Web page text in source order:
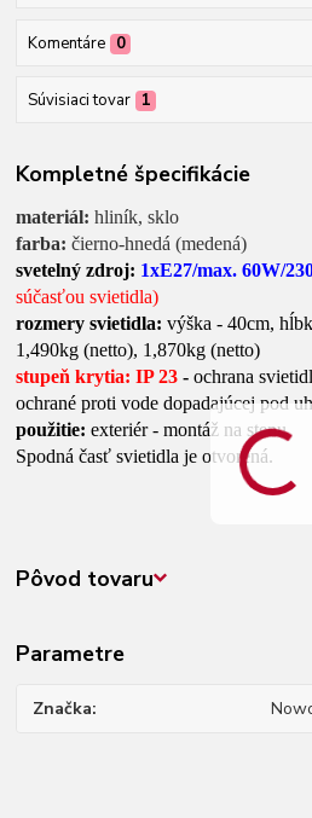
Komentáre 0
Súvisiaci tovar 1
Kompletné špecifikácie
materiál: hliník, sklo
farba: čierno-hnedá (medená)
svetelný zdroj: 1xE27/max. 60W/
súčasťou svietidla)
rozmery svietidla: výška - 40cm,
1,490kg (netto), 1,870kg (netto)
stupeň krytia: IP 23-ochrana
ochrané proti vode dopadajúcej pod
použitie: exteriér - montáž na stenu
Spodná časť svietidla je otvorená.
Pôvod tovaru
Parametre
Značka